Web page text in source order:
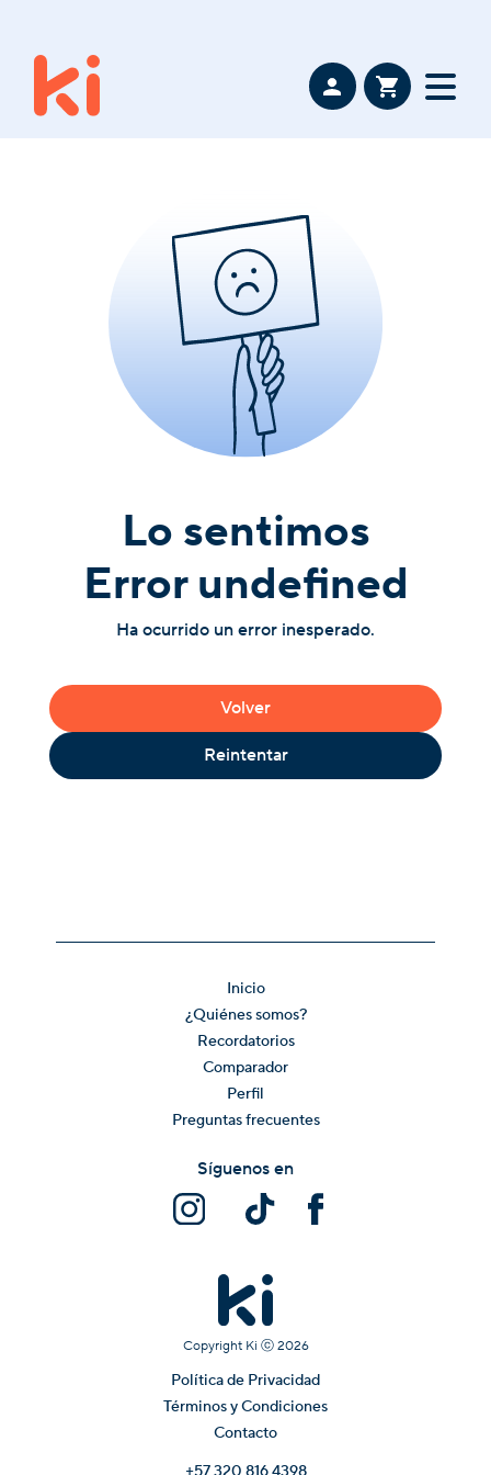
Lo sentimos
Error undefined
Ha ocurrido un error inesperado.
Volver
Reintentar
Inicio
¿Quiénes somos?
Recordatorios
Comparador
Perfil
Preguntas frecuentes
Copyright Ki ⓒ 2026
Política de Privacidad
Términos y Condiciones
Contacto
Síguenos en